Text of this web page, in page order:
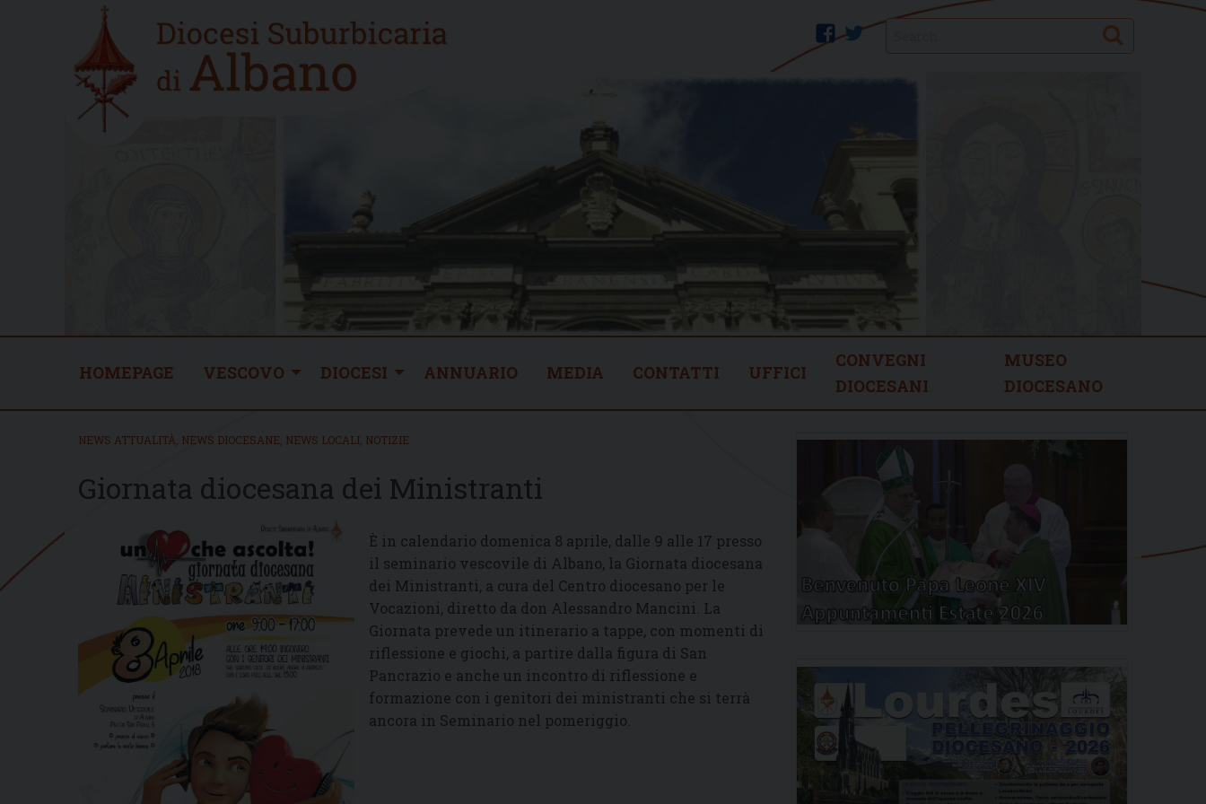
Home
new
twitter
facebook Search
HOMEPAGE VESCOVO DIOCESI ANNUARIO MEDIA CONTATTI UFFICI
CONVEGNI
DIOCESANI
MUSEO
DIOCESANO
NEWS ATTUALITÀ NEWS DIOCESANE NEWS LOCALI NOTIZIE
Giornata diocesana dei Ministranti
È in calendario domenica 8 aprile, dalle 9 alle 17 presso
il seminario vescovile di Albano, la Giornata diocesana
dei Ministranti, a cura del Centro diocesano per le
Vocazioni, diretto da don Alessandro Mancini. La
Giornata prevede un itinerario a tappe, con momenti di
riflessione e giochi, a partire dalla figura di San
Pancrazio e anche un incontro di riflessione e
formazione con i genitori dei ministranti che si terrà
ancora in Seminario nel pomeriggio.